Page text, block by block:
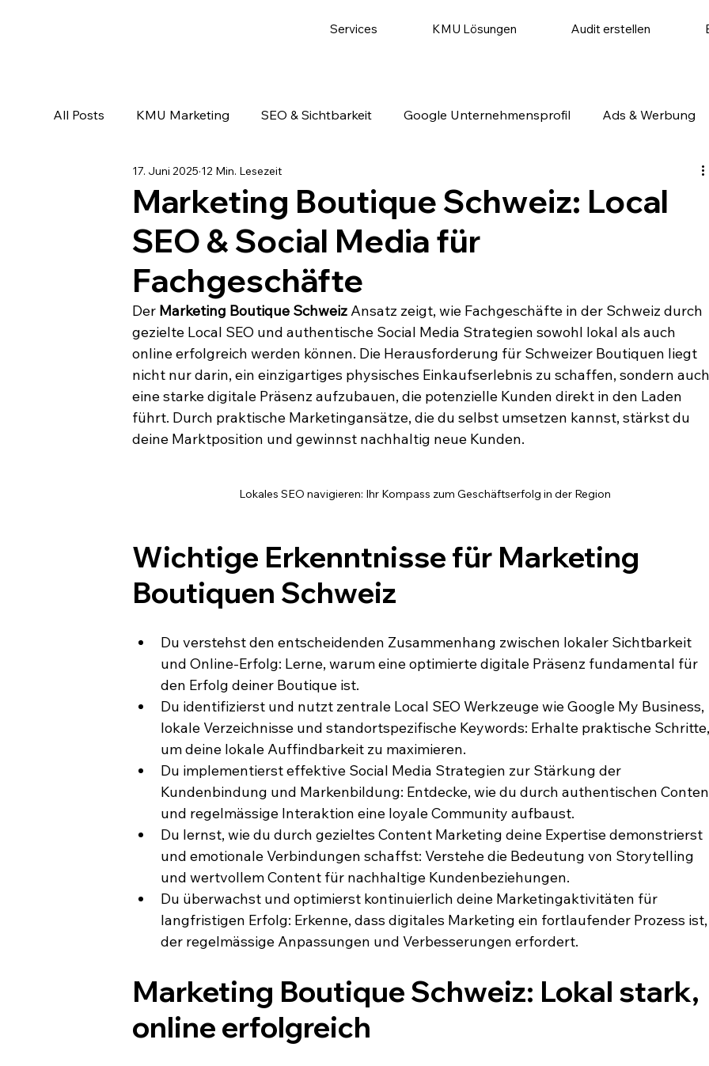
Services KMU Lösungen Audit erstellen
All Posts KMU Marketing SEO & Sichtbarkeit Google Unternehmensprofil Ads & Werbung
Email-Marketing & Lead Nurturing Social
Marketing Boutique Schweiz: Local
SEO & Social Media für
Fachgeschäfte
17. Juni 2025 12 Min. Lesezeit
Der Marketing Boutique Schweiz Ansatz zeigt, wie Fachgeschäfte in der Schweiz durch
gezielte Local SEO und authentische Social Media Strategien sowohl lokal als auch
online erfolgreich werden können. Die Herausforderung für Schweizer Boutiquen liegt
nicht nur darin, ein einzigartiges physisches Einkaufserlebnis zu schaffen, sondern
eine starke digitale Präsenz aufzubauen, die potenzielle Kunden direkt in den Laden
führt. Durch praktische Marketingansätze, die du selbst umsetzen kannst, stärkst du
deine Marktposition und gewinnst nachhaltig neue Kunden.
Lokales SEO navigieren: Ihr Kompass zum Geschäftserfolg in der Region
Wichtige Erkenntnisse für Marketing
Boutiquen Schweiz
Du verstehst den entscheidenden Zusammenhang zwischen lokaler Sichtbarkeit
und Online-Erfolg: Lerne, warum eine optimierte digitale Präsenz fundamental für
den Erfolg deiner Boutique ist.
Du identifizierst und nutzt zentrale Local SEO Werkzeuge wie Google My Business,
lokale Verzeichnisse und standortspezifische Keywords: Erhalte praktische
um deine lokale Auffindbarkeit zu maximieren.
Du implementierst effektive Social Media Strategien zur Stärkung der
Kundenbindung und Markenbildung: Entdecke, wie du durch authentischen
und regelmässige Interaktion eine loyale Community aufbaust.
Du lernst, wie du durch gezieltes Content Marketing deine Expertise demonstrierst
und emotionale Verbindungen schaffst: Verstehe die Bedeutung von Storytelling
und wertvollem Content für nachhaltige Kundenbeziehungen.
Du überwachst und optimierst kontinuierlich deine Marketingaktivitäten für
langfristigen Erfolg: Erkenne, dass digitales Marketing ein fortlaufender Prozess
der regelmässige Anpassungen und Verbesserungen erfordert.
Marketing Boutique Schweiz: Lokal stark,
online erfolgreich